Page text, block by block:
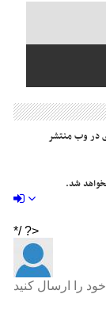
در وب منتشر
شد.